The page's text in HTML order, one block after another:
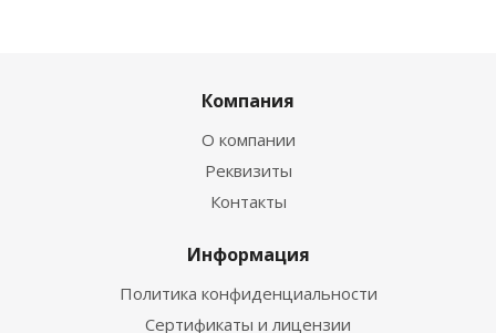
Компания
О компании
Реквизиты
Контакты
Информация
Политика конфиденциальности
Сертификаты и лицензии